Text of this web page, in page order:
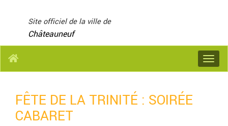
Site officiel de la ville de
Châteauneuf
Menu
FÊTE DE LA TRINITÉ : SOIRÉE
CABARET